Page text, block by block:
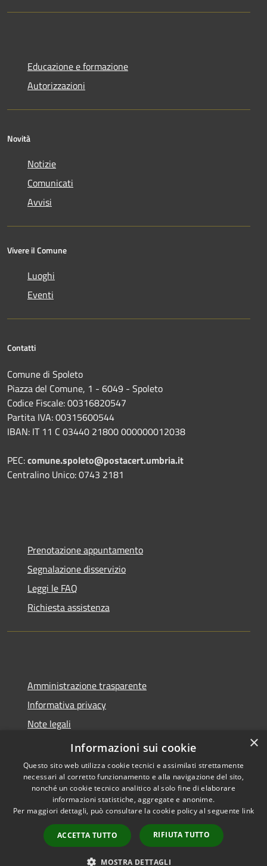
Educazione e formazione
Autorizzazioni
Novità
Notizie
Comunicati
Avvisi
Vivere il Comune
Luoghi
Eventi
Contatti
Comune di Spoleto
Piazza del Comune, 1 - 6049 - Spoleto
Codice Fiscale: 00316820547
Partita IVA: 00315600544
IBAN: IT 11 C 03440 21800 000000012038
PEC:comune.spoleto@postacert.umbria.it
Centralino Unico: 0743 2181
Prenotazione appuntamento
Segnalazione disservizio
Leggi le FAQ
Richiesta assistenza
Amministrazione trasparente
Informativa privacy
Note legali
Dichiarazione di accessibilità
Accessibilità
Copyright © 2026 • Comune di
Spoleto • Powered by
Municipium•
Accesso
redazione
×
Informazioni sui cookie
Questo sito web utilizza cookie tecnici e assimilati strettamente
necessari al corretto funzionamento e alla navigazione del sito,
nonché un cookie tecnico analitico al solo fine di elaborare
informazioni statistiche, aggregate e anonime.
Per maggiori dettagli, può consultare la cookie policy al seguente link
ACCETTA TUTTO RIFIUTA TUTTO
MOSTRA DETTAGLI